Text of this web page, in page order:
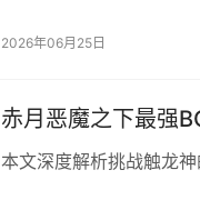
2026年06月25日
赤月恶魔之下最强
本文深度解析挑战触龙